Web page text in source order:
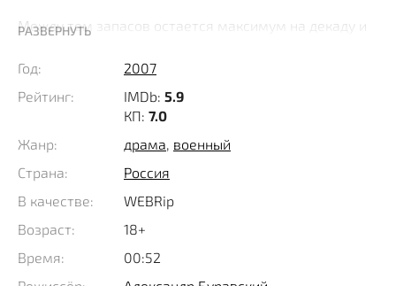
Между тем запасов остается максимум на декаду и
НИИ сотрудница вспоминает, что ее учитель и видный
гидрограф, профессор Василий Павлович Краузе
рассказывал о существовании незаметной сверху
"Дорогой жизни" и спасти сотни тысяч человеческих
жизней.
Точное местонахождение известно лишь самому
Петергофа и его поиски поручаются молодому
РАЗВЕРНУТЬ
Год:
2007
Рейтинг:
IMDb: 5.9
КП: 7.0
Жанр:
драма военный
Страна:
Россия
В качестве:
WEBRip
Возраст:
18+
Время:
00:52